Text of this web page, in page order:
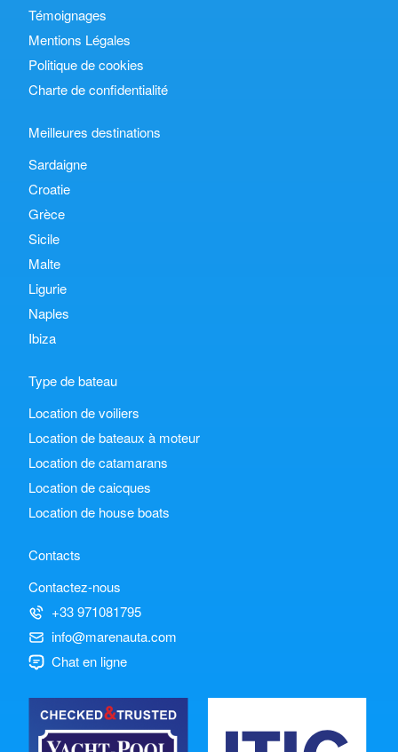
Témoignages
Mentions Légales
Politique de cookies
Charte de confidentialité
Meilleures destinations
Sardaigne
Croatie
Grèce
Sicile
Malte
Ligurie
Naples
Ibiza
Type de bateau
Location de voiliers
Location de bateaux à moteur
Location de catamarans
Location de caicques
Location de house boats
Contacts
Contactez-nous
+33 971081795
info@marenauta.com
Chat en ligne